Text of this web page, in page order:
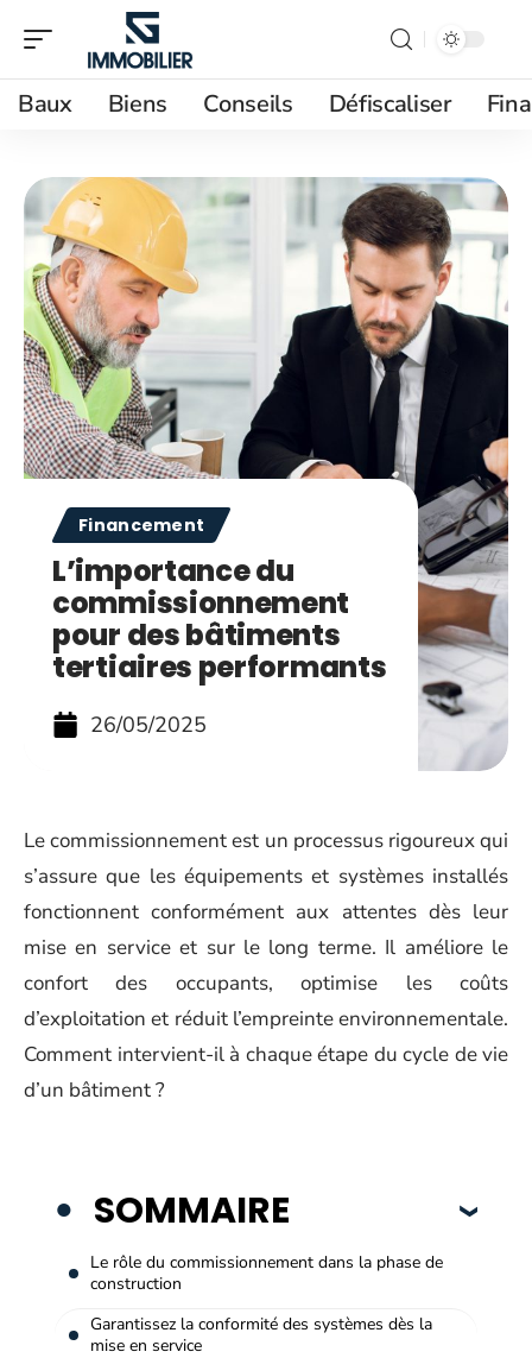
Baux Biens Conseils Défiscaliser
Financement
L’importance du
commissionnement
pour des bâtiments
tertiaires performants
26/05/2025
Le commissionnement est un processus rigoureux qui
s’assure que les équipements et systèmes installés
fonctionnent conformément aux attentes dès leur
mise en service et sur le long terme. Il améliore le
confort des occupants, optimise les coûts
d’exploitation et réduit l’empreinte environnementale.
Comment intervient-il à chaque étape du cycle de vie
d’un bâtiment ?
SOMMAIRE
Le rôle du commissionnement dans la phase de
construction
Garantissez la conformité des systèmes dès la
mise en service